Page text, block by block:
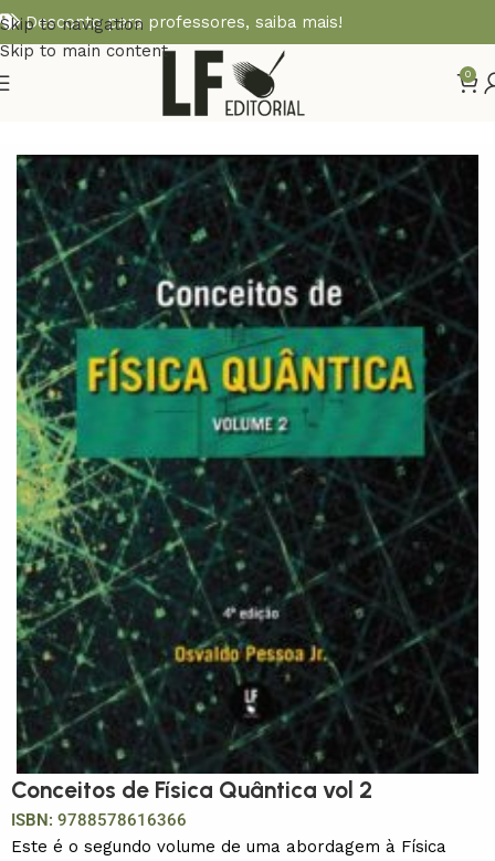
Skip to navigation
Skip to main content
Desconto para professores, saiba mais!
0
Início
Conceitos de Física Quântica vol 2
ISBN: 9788578616366
Este é o segundo volume de uma abordagem à Física